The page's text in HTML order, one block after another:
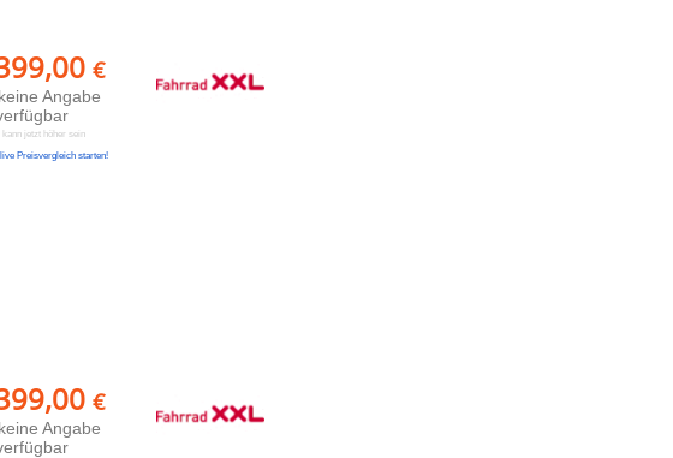
€
Angabe
kann jetzt höher sein
Preisvergleich starten!
€
Angabe